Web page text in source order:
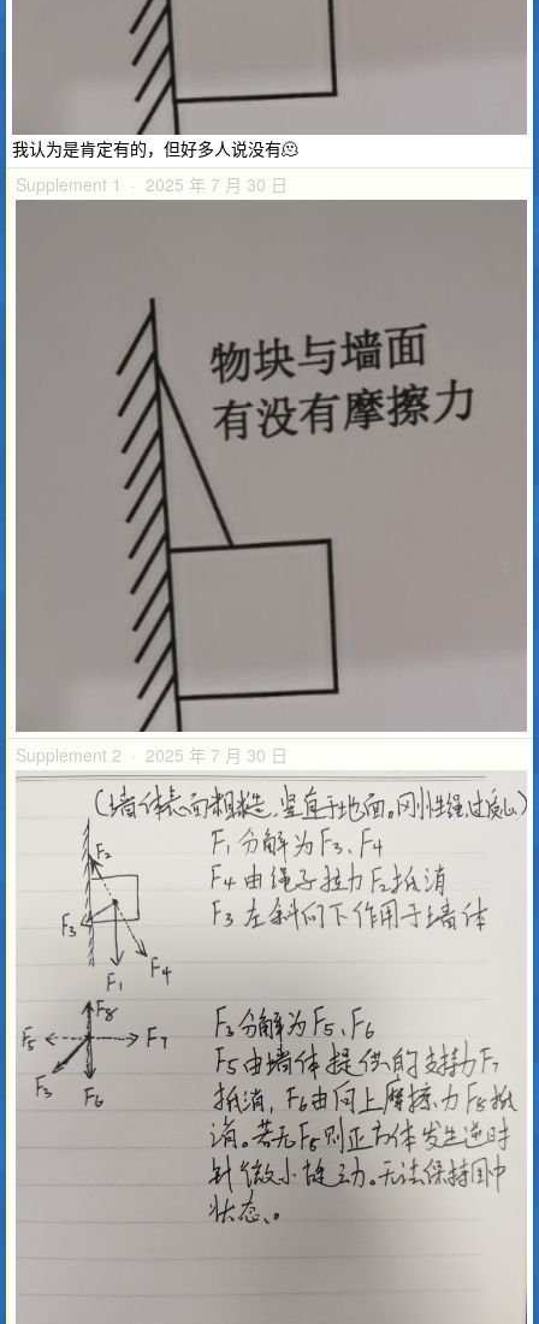
我认为是肯定有的，但好多人说没有🫠
Supplement 1 · 2025 年 7 月 30 日
Supplement 2 · 2025 年 7 月 30 日